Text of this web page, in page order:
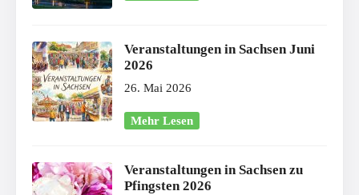
Veranstaltungen in Sachsen Juni
2026
26. Mai 2026
Mehr Lesen
Veranstaltungen in Sachsen zu
Pfingsten 2026